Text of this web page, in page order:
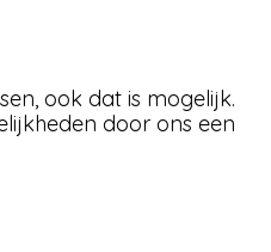
ook dat is mogelijk.
door ons een